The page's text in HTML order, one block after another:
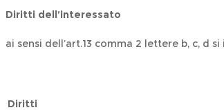
Diritti dell’interessato
ai sensi dell’art.13 comma 2 lettere b, c,
Diritti